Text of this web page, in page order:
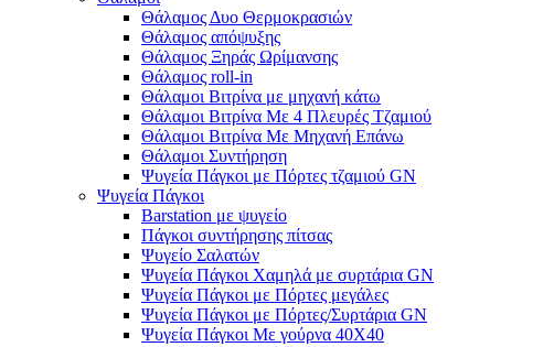
Θάλαμος Δυο Θερμοκρασιών
Θάλαμος απόψυξης
Θάλαμος Ξηράς Ωρίμανσης
Θάλαμος roll-in
Θάλαμοι Βιτρίνα με μηχανή κάτω
Θάλαμοι Βιτρίνα Με 4 Πλευρές Τζαμιού
Θάλαμοι Βιτρίνα Με Μηχανή Επάνω
Θάλαμοι Συντήρηση
Ψυγεία Πάγκοι με Πόρτες τζαμιού GN
Ψυγεία Πάγκοι
Barstation με ψυγείο
Πάγκοι συντήρησης πίτσας
Ψυγείο Σαλατών
Ψυγεία Πάγκοι Χαμηλά με συρτάρια GN
Ψυγεία Πάγκοι με Πόρτες μεγάλες
Ψυγεία Πάγκοι με Πόρτες/Συρτάρια GN
Ψυγεία Πάγκοι Με γούρνα 40Χ40